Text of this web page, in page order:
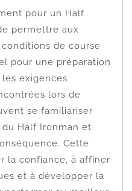
pour un Half
permettre aux
de course
pour une préparation
exigences
lors de
se familiariser
Half Ironman et
Cette
la confiance, à affiner
et à développer la